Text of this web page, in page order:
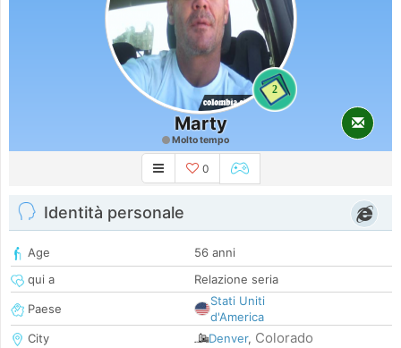
2
Marty
Molto tempo
0
Identità personale
Age
56 anni
qui a
Relazione seria
Paese
Stati Uniti
d'America
City
Denver, Colorado